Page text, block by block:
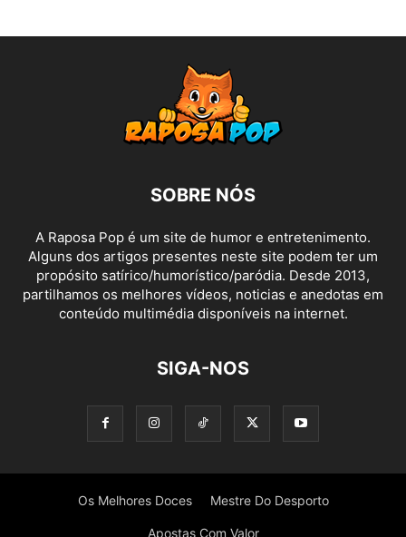
SOBRE NÓS
A Raposa Pop é um site de humor e entretenimento.
Alguns dos artigos presentes neste site podem ter um
propósito satírico/humorístico/paródia. Desde 2013,
partilhamos os melhores vídeos, noticias e anedotas em
conteúdo multimédia disponíveis na internet.
SIGA-NOS
Os Melhores Doces Mestre Do Desporto
Apostas Com Valor